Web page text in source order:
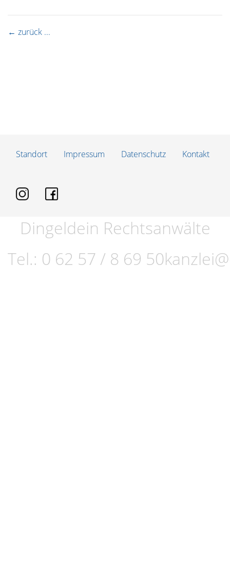
← zurück ...
Standort Impressum Datenschutz Kontakt
Dingeldein Rechtsanwälte
Tel.: 0 62 57 / 8 69 50